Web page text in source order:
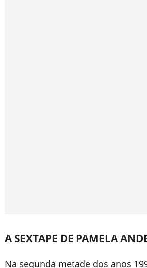
A SEXTAPE DE PAMELA
Na segunda metade dos anos